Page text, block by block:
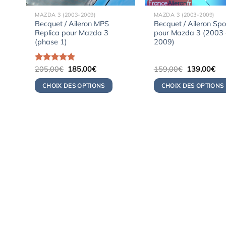
MAZDA 3 (2003-2009)
Becquet / Aileron MPS
Replica pour Mazda 3
(phase 1)
Note5.00
sur 5
205,00€ Le
initial
était :
185,00€Le
actuel
est :
CHOIX DES OPTIONS
MAZDA 3 (2003-2009)
Becquet / Aileron
pour Mazda 3 (2003
2009)
159,00€ Le
initial
était :
139,00€Le
CHOIX DES OPTIONS